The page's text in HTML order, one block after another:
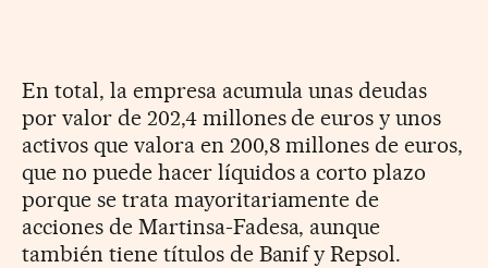
En total, la empresa acumula unas deudas
por valor de 202,4 millones de euros y unos
activos que valora en 200,8 millones de euros,
que no puede hacer líquidos a corto plazo
porque se trata mayoritariamente de
acciones de Martinsa-Fadesa, aunque
también tiene títulos de Banif y Repsol.